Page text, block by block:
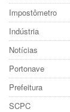
Impostômetro
Indústria
Notícias
Portonave
Prefeitura
SCPC